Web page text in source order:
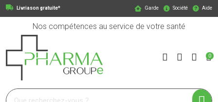
Livriason gratuite* Garde Société Aide
Nos compétences au service de votre santé
Pharmagroupe Votre pharmacie en ligne à votre service
0